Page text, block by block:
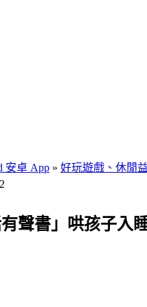
安卓 App » 好玩遊戲、休閒
有聲書」哄孩子入